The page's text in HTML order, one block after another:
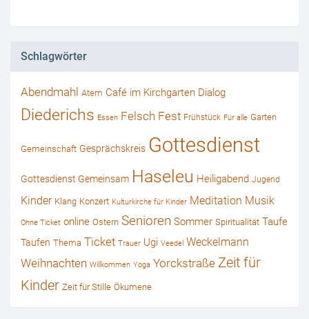
Schlagwörter
Abendmahl Atem Café im Kirchgarten Dialog
Diederichs Essen Felsch Fest Frühstück Für alle Garten
Gemeinschaft Gesprächskreis Gottesdienst
Gottesdienst Gemeinsam Haseleu Heiligabend Jugend
Kinder Klang Konzert Kulturkirche für Kinder Meditation Musik
Ohne Ticket online Ostern Senioren Sommer Spiritualität Taufe
Taufen Thema Ticket Trauer Ugi Veedel Weckelmann
Weihnachten Willkommen Yoga Yorckstraße Zeit für
Kinder Zeit für Stille Ökumene